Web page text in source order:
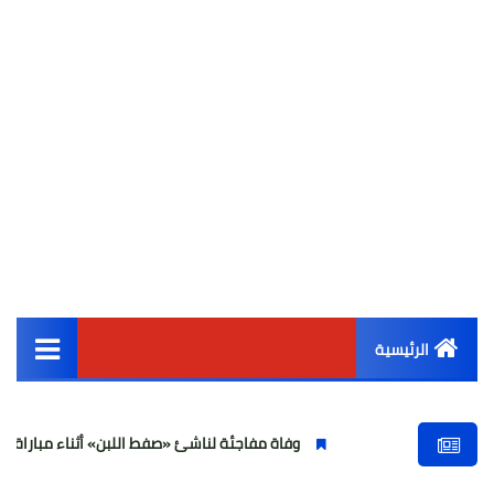
الرئيسية
أخبار مصر
وفاة مفاجئة لناشئ «صفط اللبن» أثناء مباراة في الجيزة